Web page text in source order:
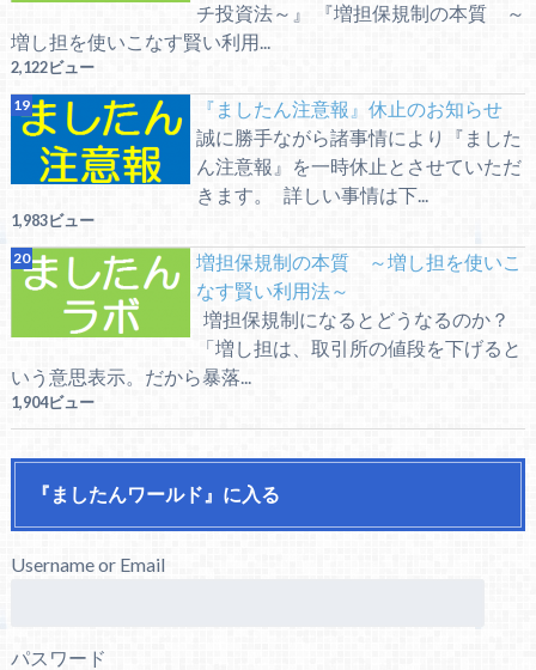
チ投資法～』 『増担保規制の本質 ～
増し担を使いこなす賢い利用...
2,122ビュー
『ましたん注意報』休止のお知らせ
誠に勝手ながら諸事情により『ました
ん注意報』を一時休止とさせていただ
きます。 詳しい事情は下...
1,983ビュー
増担保規制の本質 ～増し担を使いこ
なす賢い利用法～
増担保規制になるとどうなるのか？
「増し担は、取引所の値段を下げると
いう意思表示。だから暴落...
1,904ビュー
『ましたんワールド』に入る
Username or Email
パスワード